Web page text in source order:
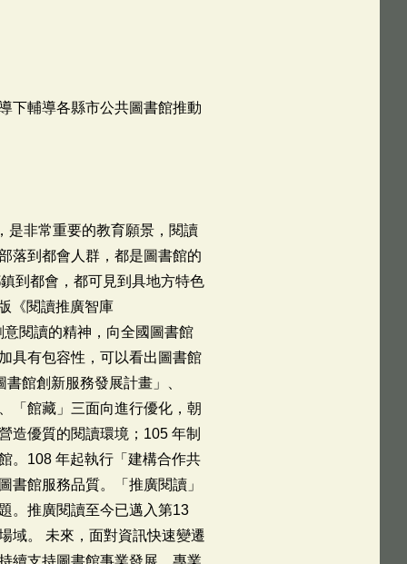
下輔導各縣市公共圖書館推動
是非常重要的教育願景，閱讀
落到都會人群，都是圖書館的
到都會，都可見到具地方特色
《閱讀推廣智庫
閱讀的精神，向全國圖書館
具有包容性，可以看出圖書館
館創新服務發展計畫」、
「館藏」三面向進行優化，朝
造優質的閱讀環境；105 年制
。108 年起執行「建構合作共
館服務品質。「推廣閱讀」
。推廣閱讀至今已邁入第13
域。 未來，面對資訊快速變遷
續支持圖書館事業發展，專業